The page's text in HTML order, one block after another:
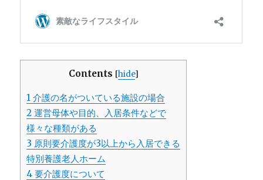
Contents [hide]
1 介護の名がついている施設の場合
2 運営母体や目的、入居条件などで
様々な種類がある
3 原則要介護度が3以上から入居できる
特別養護老人ホーム
4 要介護度について